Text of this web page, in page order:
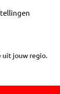
uit jouw regio.